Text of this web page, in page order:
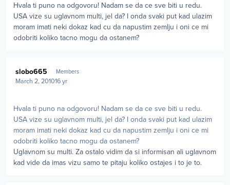
Hvala ti puno na odgovoru! Nadam se da ce sve biti u redu.
USA vize su uglavnom multi, jel da? I onda svaki put kad ulazim
moram imati neki dokaz kad cu da napustim zemlju i oni ce mi
odobriti koliko tacno mogu da ostanem?
slobo665 Members
March 2, 201016 yr
Hvala ti puno na odgovoru! Nadam se da ce sve biti u redu.
USA vize su uglavnom multi, jel da? I onda svaki put kad ulazim
moram imati neki dokaz kad cu da napustim zemlju i oni ce mi
odobriti koliko tacno mogu da ostanem?
Uglavnom su multi. Za ostalo vidim da si informisan ali uglavnom
kad vide da imas vizu samo te pitaju koliko ostajes i to je to.